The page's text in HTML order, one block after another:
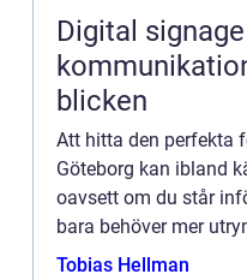
Digital signage visuell
blicken
Att hitta den perfekta
Göteborg kan ibland
oavsett om du står
bara behöver mer
finns ...
Tobias Hellman